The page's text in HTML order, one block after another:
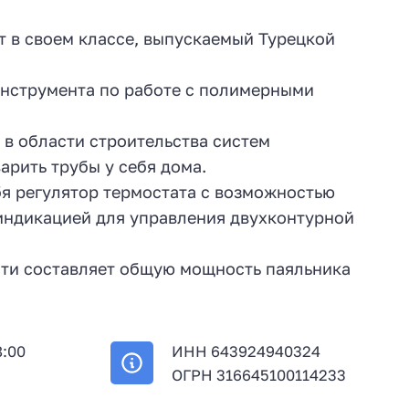
своем классе, выпускаемый Турецкой
по работе с полимерными
области строительства систем
трубы у себя дома.
термостата с возможностью
для управления двухконтурной
составляет общую мощность паяльника
ИНН 643924940324
ОГРН 316645100114233